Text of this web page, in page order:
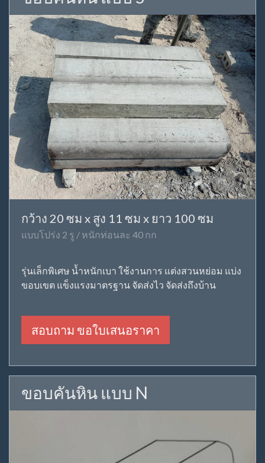
กว้าง 20 ซม x สูง 11 ซม x ยาว 100 ซม
แบบโปร่ง 2 รู / หนักท่อนละ 40 กก
รุ่นเล็กพิเศษ น้ำหนักเบา ใช้งานการ แต่งสวนหย่อม แบ่ง
ขอบเขต แข็งแรงมาตรฐาน จัดส่งไว จัดส่งถึงบ้าน
สอบถาม ขอใบเสนอราคา
ขอบคันหิน แบบ N